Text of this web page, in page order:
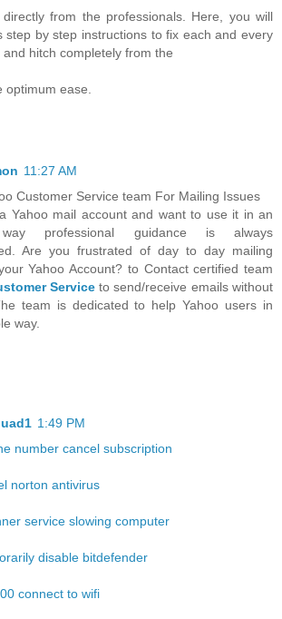
from the professionals. Here, you will
step by step instructions to fix each and every
hitch completely from the
optimum ease.
11:27 AM
Customer Service team For Mailing Issues
Yahoo mail account and want to use it in an
professional guidance is always
Are you frustrated of day to day mailing
Yahoo Account? to Contact certified team
Serviceto send/receive emails without
team is dedicated to help Yahoo users in
way.
1:49 PM
number cancel subscription
norton antivirus
service slowing computer
disable bitdefender
connect to wifi